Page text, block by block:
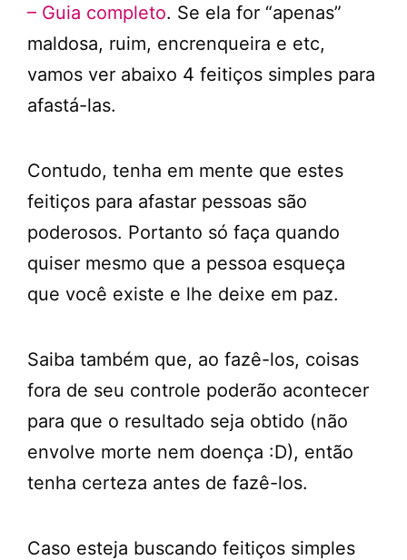
– Guia completo. Se ela for “apenas”
maldosa, ruim, encrenqueira e etc,
vamos ver abaixo 4 feitiços simples para
afastá-las.
Contudo, tenha em mente que estes
feitiços para afastar pessoas são
poderosos. Portanto só faça quando
quiser mesmo que a pessoa esqueça
que você existe e lhe deixe em paz.
Saiba também que, ao fazê-los, coisas
fora de seu controle poderão acontecer
para que o resultado seja obtido (não
envolve morte nem doença :D), então
tenha certeza antes de fazê-los.
Caso esteja buscando feitiços simples